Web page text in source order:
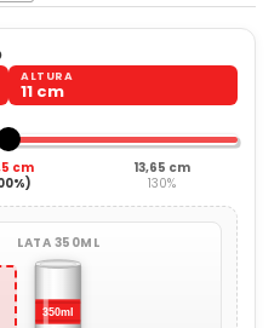
ALTURA
11 cm
cm
13,65 cm
130%
LATA 350ML